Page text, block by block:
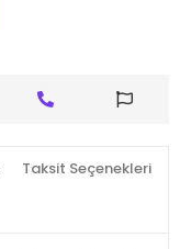
Taksit Seçenekleri